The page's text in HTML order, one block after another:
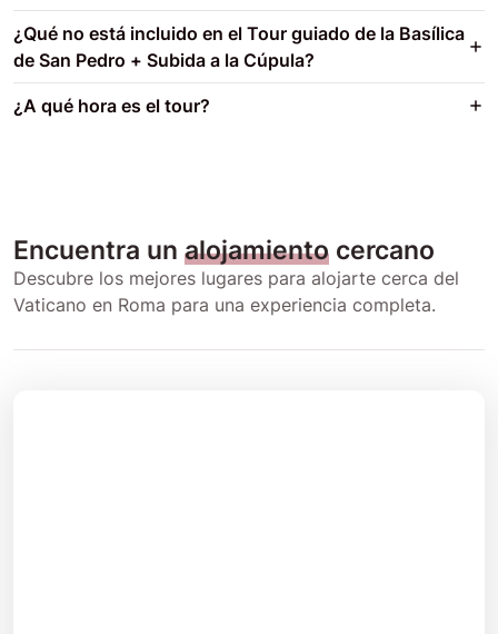
¿Qué no está incluido en el Tour guiado de la Basílica
de San Pedro + Subida a la Cúpula?
¿A qué hora es el tour?
Encuentra un alojamiento cercano
Descubre los mejores lugares para alojarte cerca del
Vaticano en Roma para una experiencia completa.